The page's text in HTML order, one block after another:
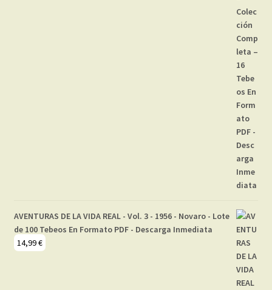
AVENTURAS DE LA VIDA REAL - Vol. 3 - 1956 - Novaro - Lote
de 100 Tebeos En Formato PDF - Descarga Inmediata
14,99€